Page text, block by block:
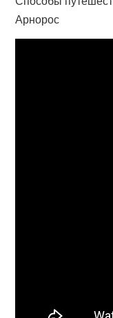
Арнорос